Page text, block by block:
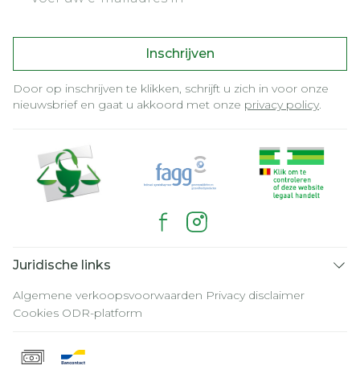
Inschrijven
Door op inschrijven te klikken, schrijft u zich in voor onze
nieuwsbrief en gaat u akkoord met onze privacy policy.
Juridische links
Algemene verkoopsvoorwaarden Privacy disclaimer
Cookies ODR-platform